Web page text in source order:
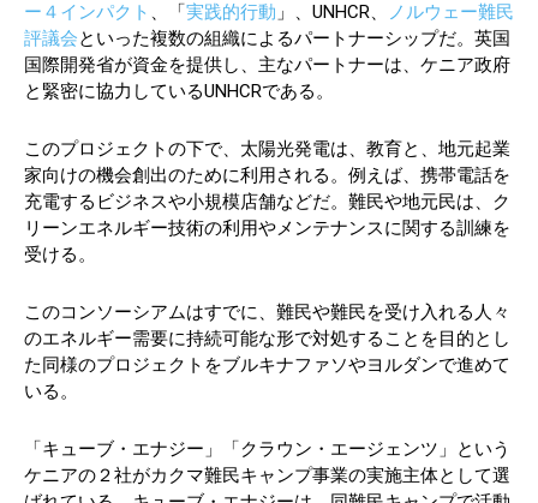
ー４インパクト 、「実践的行動 」、UNHCR、
ノルウェー難民
評議会といった複数の組織によるパートナーシップだ。英国
国際開発省が資金を提供し、主なパートナーは、ケニア政府
と緊密に協力しているUNHCRである。
このプロジェクトの下で、太陽光発電は、教育と、地元起業
家向けの機会創出のために利用される。例えば、携帯電話を
充電するビジネスや小規模店舗などだ。難民や地元民は、ク
リーンエネルギー技術の利用やメンテナンスに関する訓練を
受ける。
このコンソーシアムはすでに、難民や難民を受け入れる人々
のエネルギー需要に持続可能な形で対処することを目的とし
た同様のプロジェクトをブルキナファソやヨルダンで進めて
いる。
「キューブ・エナジー」「クラウン・エージェンツ」という
ケニアの２社がカクマ難民キャンプ事業の実施主体として選